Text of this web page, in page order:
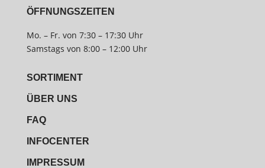
ÖFFNUNGSZEITEN
Mo. – Fr. von 7:30 – 17:30 Uhr
Samstags von 8:00 – 12:00 Uhr
SORTIMENT
ÜBER UNS
FAQ
INFOCENTER
IMPRESSUM